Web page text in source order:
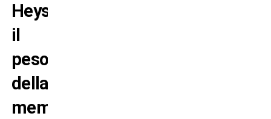
Heysel,
il
peso
della
memoria